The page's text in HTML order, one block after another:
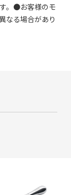
。●お客様のモ
なる場合があり